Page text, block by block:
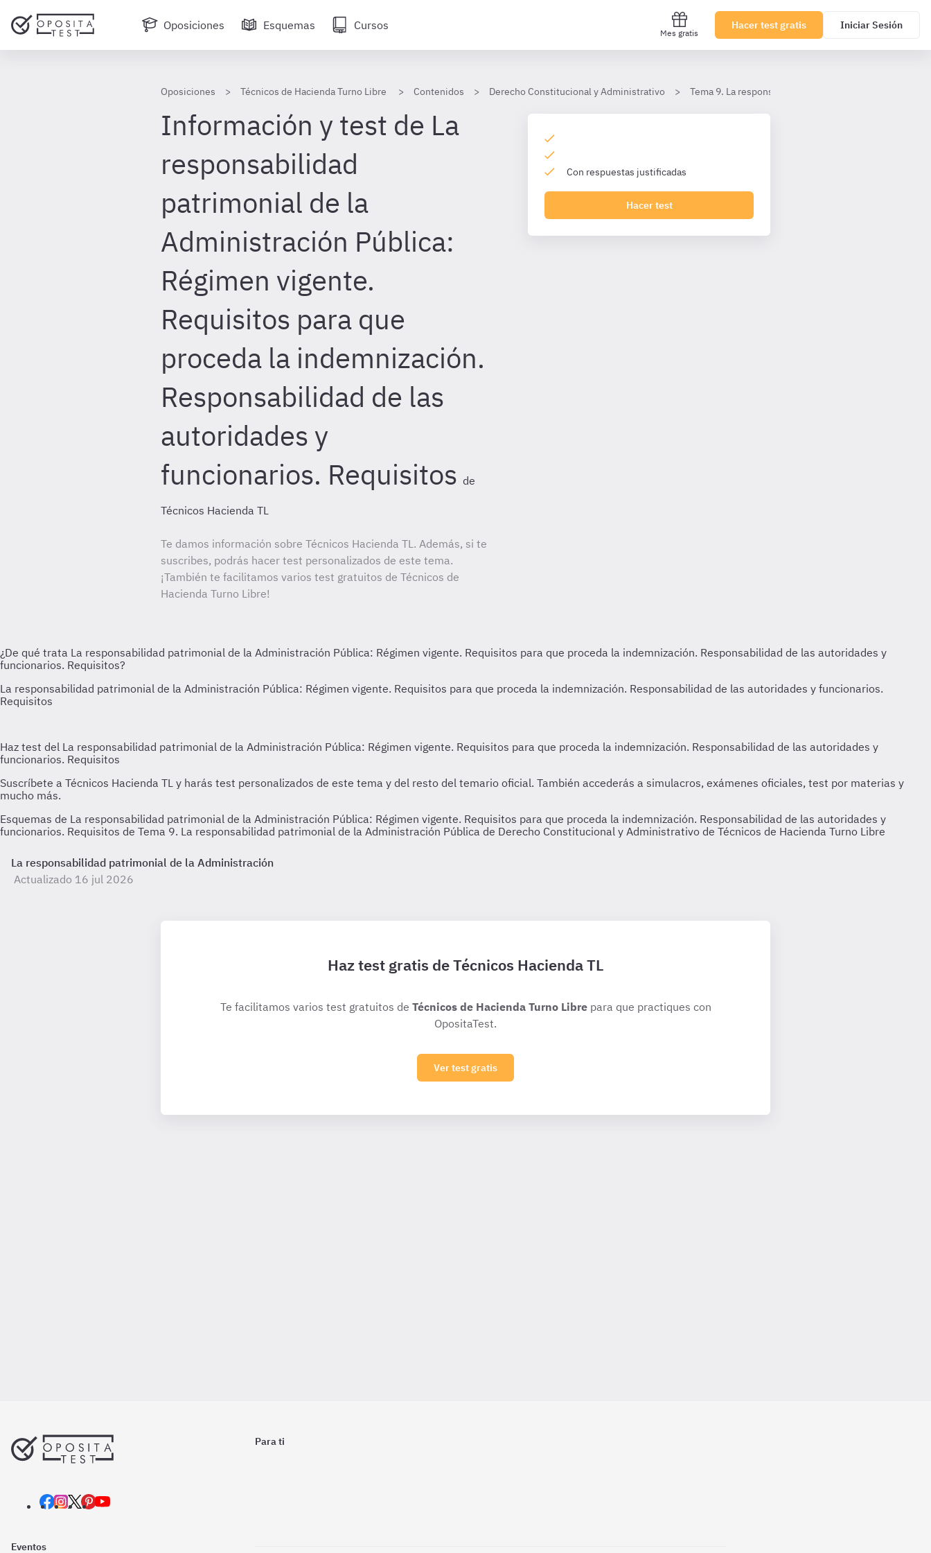
Oposiciones Esquemas Cursos
Mes gratis
Hacer test gratis Iniciar Sesión
Oposiciones Técnicos de Hacienda Turno Libre Contenidos Derecho Constitucional y Administrativo Tema 9. La responsabilidad patrimonial de la
Información y test de La
responsabilidad
patrimonial de la
Administración Pública:
Régimen vigente.
Requisitos para que
proceda la indemnización.
Responsabilidad de las
autoridades y
funcionarios. Requisitos de
Técnicos Hacienda TL
Te damos información sobre Técnicos Hacienda TL. Además, si te
suscribes, podrás hacer test personalizados de este tema.
¡También te facilitamos varios test gratuitos de Técnicos de
Hacienda Turno Libre!
Con respuestas justificadas
Hacer test
Esquemas de La responsabilidad patrimonial de la Administración Pública: Régimen vigente. Requisitos para que proceda la indemnización. Responsabilidad de las autoridades y
funcionarios. Requisitos de Tema 9. La responsabilidad patrimonial de la Administración Pública de Derecho Constitucional y Administrativo de Técnicos de Hacienda Turno Libre
La responsabilidad patrimonial de la Administración
Actualizado 16 jul 2026
Haz test gratis de Técnicos Hacienda TL
Te facilitamos varios test gratuitos de Técnicos de Hacienda Turno Librepara que practiques con
OpositaTest.
Ver test gratis
Para ti
Eventos